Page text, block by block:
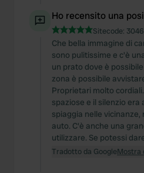
Ho recensito una
Sitecode:
Che bella immagine di
sono pulitissime e c'è
un prato dove è
zona è possibile
Proprietari molto
spaziose e il silenzio era
spiaggia nelle
auto. C'è anche una
utilizzare. Se potessi
Tradotto da GoogleMostra